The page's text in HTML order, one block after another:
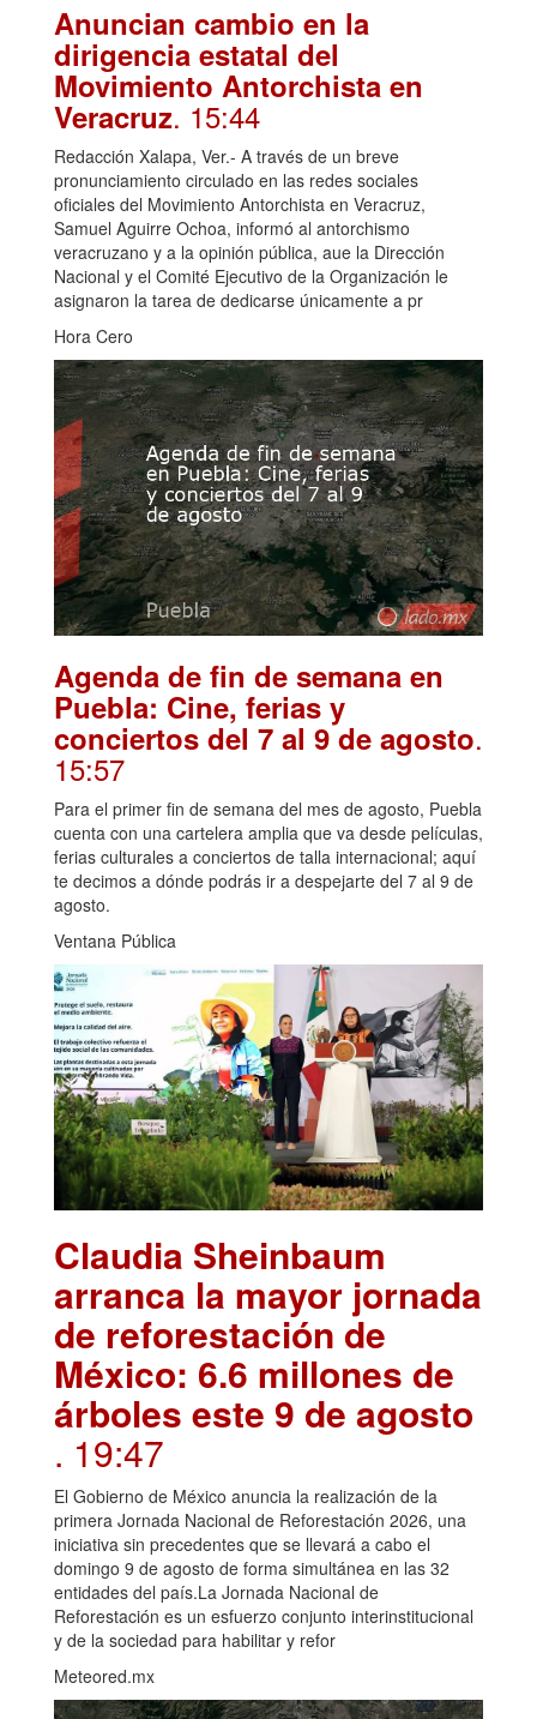
Anuncian cambio en la
dirigencia estatal del
Movimiento Antorchista en
Veracruz. 15:44
Redacción Xalapa, Ver.- A través de un breve
pronunciamiento circulado en las redes sociales
oficiales del Movimiento Antorchista en Veracruz,
Samuel Aguirre Ochoa, informó al antorchismo
veracruzano y a la opinión pública, aue la Dirección
Nacional y el Comité Ejecutivo de la Organización le
asignaron la tarea de dedicarse únicamente a pr
Hora Cero
Agenda de fin de semana en
Puebla: Cine, ferias y
conciertos del 7 al 9 de agosto.
15:57
Para el primer fin de semana del mes de agosto, Puebla
cuenta con una cartelera amplia que va desde películas,
ferias culturales a conciertos de talla internacional; aquí
te decimos a dónde podrás ir a despejarte del 7 al 9 de
agosto.
Ventana Pública
Claudia Sheinbaum
arranca la mayor jornada
de reforestación de
México: 6.6 millones de
árboles este 9 de agosto
. 19:47
El Gobierno de México anuncia la realización de la
primera Jornada Nacional de Reforestación 2026, una
iniciativa sin precedentes que se llevará a cabo el
domingo 9 de agosto de forma simultánea en las 32
entidades del país.La Jornada Nacional de
Reforestación es un esfuerzo conjunto interinstitucional
y de la sociedad para habilitar y refor
Meteored.mx